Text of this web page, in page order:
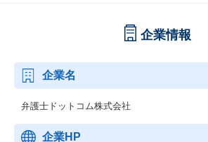
企業情報
企業名
弁護士ドットコム株式会社
企業HP